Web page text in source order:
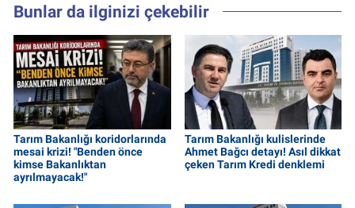
Bunlar da ilginizi çekebilir
Tarım Bakanlığı koridorlarında
mesai krizi! "Benden önce
kimse Bakanlıktan
ayrılmayacak!"
Tarım Bakanlığı kulislerinde
Ahmet Bağcı detayı! Asıl dikkat
çeken Tarım Kredi denklemi